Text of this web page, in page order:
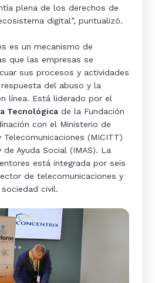
plena de los derechos de
digital”, puntualizó.
es un mecanismo de
que las empresas se
sus procesos y actividades
del abuso y la
línea. Está liderado por el
Tecnológica de la Fundación
con el Ministerio de
Telecomunicaciones (MICITT)
Ayuda Social (IMAS). La
está integrada por seis
de telecomunicaciones y
civil.